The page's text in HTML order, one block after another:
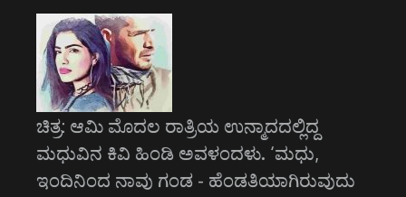
ಚಿತ್ರ: ಆಮಿ ಮೊದಲ ರಾತ್ರಿಯ ಉನ್ಮಾದದಲ್ಲಿದ್ದ
ಮಧುವಿನ ಕಿವಿ ಹಿಂಡಿ ಅವಳಂದಳು. ‘ಮಧು,
ಇಂದಿನಿಂದ ನಾವು ಗಂಡ - ಹೆಂಡತಿಯಾಗಿರುವುದು